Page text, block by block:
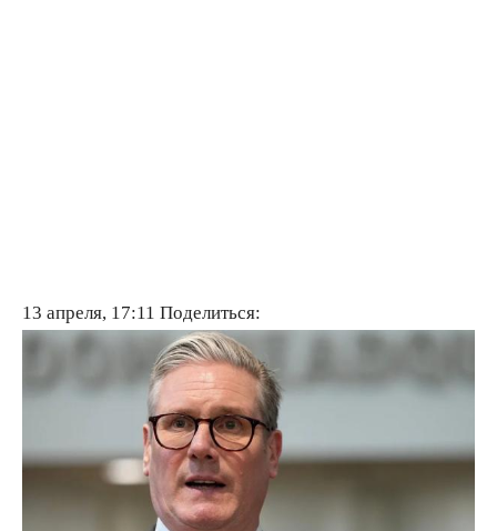
13 апреля, 17:11 Поделиться: